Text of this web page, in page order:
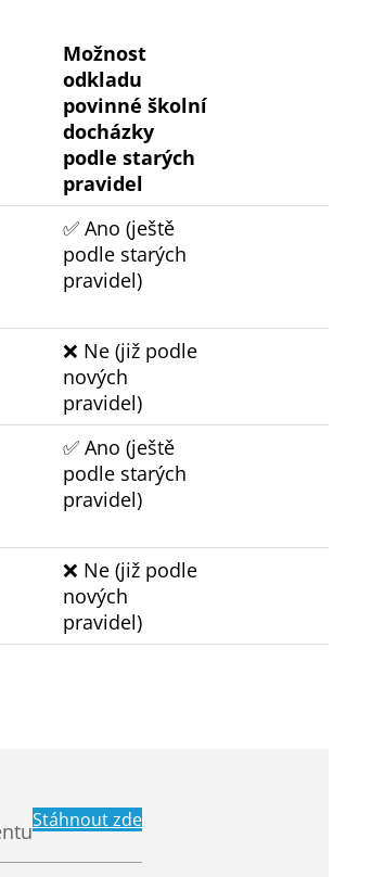
Možnost
odkladu
povinné školní
docházky
podle starých
pravidel
✅ Ano (ještě
podle starých
pravidel)
❌ Ne (již podle
nových
pravidel)
✅ Ano (ještě
podle starých
pravidel)
❌ Ne (již podle
nových
pravidel)
Stáhnout zde